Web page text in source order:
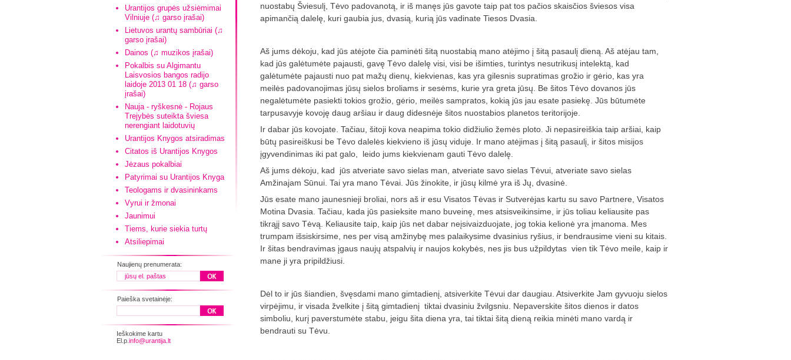
Urantijos grupės užsiėmimai
Vilniuje (♫ garso įrašai)
Lietuvos urantų sambūriai (♫
garso įrašai)
Dainos (♫ muzikos įrašai)
Pokalbis su Algimantu
Laisvosios bangos radijo
laidoje 2013 01 18 (♫ garso
įrašai)
Nauja - ryškesnė - Rojaus
Trejybės suteikta šviesa
nerengiant laidotuvių
Urantijos Knygos atsiradimas
Citatos iš Urantijos Knygos
Jėzaus pokalbiai
Patyrimai su Urantijos Knyga
Teologams ir dvasininkams
Vyrui ir žmonai
Jaunimui
Tiems, kurie siekia turtų
Atsiliepimai
Naujienų prenumerata:
Paieška svetainėje:
Ieškokime kartu
El.p. info@urantija.lt
nuostabų Šviesulį, Tėvo padovanotą, ir iš manęs jūs gavote taip pat tos pačios skaisčios šviesos visa
apimančią dalelę, kuri gaubia jus, dvasią, kurią jūs vadinate Tiesos Dvasia.
Aš jums dėkoju, kad jūs atėjote čia paminėti šitą nuostabią mano atėjimo į šitą pasaulį dieną. Aš atėjau tam,
kad jūs galėtumėte pajausti, gavę Tėvo dalelę visi, visi be išimties, turintys nesutrikusį intelektą, kad
galėtumėte pajausti nuo pat mažų dienų, kiekvienas, kas yra gilesnis supratimas grožio ir gėrio, kas yra
meilės padovanojimas jūsų sielos broliams ir sesėms, kurie yra greta jūsų. Be šitos Tėvo dovanos jūs
negalėtumėte pasiekti tokios grožio, gėrio, meilės sampratos, kokią jūs jau esate pasiekę. Jūs būtumėte
tarpusavyje kovoję daug aršiau ir daug didesnėje šitos nuostabios planetos teritorijoje.
Ir dabar jūs kovojate. Tačiau, šitoji kova neapima tokio didžiulio žemės ploto. Ji nepasireiškia taip aršiai, kaip
būtų pasireiškusi be Tėvo dalelės kiekvieno iš jūsų viduje. Ir mano atėjimas į šitą pasaulį, ir šitos misijos
įgyvendinimas iki pat galo, leido jums kiekvienam gauti Tėvo dalelę.
Aš jums dėkoju, kad jūs atveriate savo sielas man, atveriate savo sielas Tėvui, atveriate savo sielas
Amžinajam Sūnui. Tai yra mano Tėvai. Jūs žinokite, ir jūsų kilmė yra iš Jų, dvasinė.
Jūs esate mano jaunesnieji broliai, nors aš ir esu Visatos Tėvas ir Sutverėjas kartu su savo Partnere, Visatos
Motina Dvasia. Tačiau, kada jūs pasieksite mano buveinę, mes atsisveikinsime, ir jūs toliau keliausite pas
tikrąjį savo Tėvą. Keliausite taip, kaip jūs net dabar neįsivaizduojate, jog tokia kelionė yra įmanoma. Mes
trumpam išsiskirsime, nes per visą amžinybę mes palaikysime dvasinius ryšius, ir bendrausime vieni su kitais.
Ir šitas bendravimas įgaus naujų atspalvių ir naujos kokybės, nes jis bus užpildytas vien tik Tėvo meile, kaip ir
mane ji yra pripildžiusi.
Dėl to ir jūs šiandien, švęsdami mano gimtadienį, atsiverkite Tėvui dar daugiau. Atsiverkite Jam gyvuoju sielos
virpėjimu, ir visada žvelkite į šitą gimtadienį tiktai dvasiniu žvilgsniu. Nepaverskite šitos dienos ir datos
simboliu, kurį paverstumėte stabu, jeigu šita diena yra, tai tiktai šitą dieną reikia minėti mano vardą ir
bendrauti su Tėvu.